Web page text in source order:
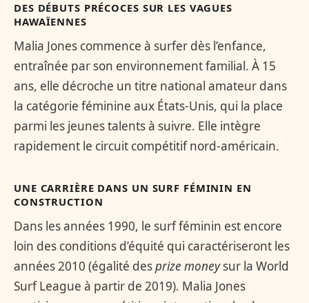
DES DÉBUTS PRÉCOCES SUR LES VAGUES
HAWAÏENNES
Malia Jones commence à surfer dès l’enfance,
entraînée par son environnement familial. À 15
ans, elle décroche un titre national amateur dans
la catégorie féminine aux États-Unis, qui la place
parmi les jeunes talents à suivre. Elle intègre
rapidement le circuit compétitif nord-américain.
UNE CARRIÈRE DANS UN SURF FÉMININ EN
CONSTRUCTION
Dans les années 1990, le surf féminin est encore
loin des conditions d’équité qui caractériseront les
années 2010 (égalité desprize moneysur la World
Surf League à partir de 2019). Malia Jones